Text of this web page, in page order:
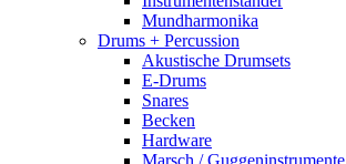
Mundharmonika
Drums + Percussion
Akustische Drumsets
E-Drums
Snares
Becken
Hardware
Marsch / Guggeninstrumente